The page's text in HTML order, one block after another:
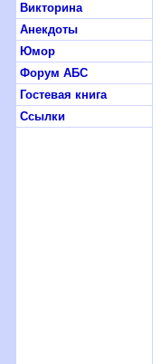
Викторина
Анекдоты
Юмор
Форум АБС
Гостевая книга
Ссылки